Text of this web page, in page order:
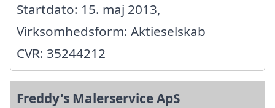
Startdato: 15. maj 2013,
Virksomhedsform: Aktieselskab
CVR: 35244212
Freddy's Malerservice ApS